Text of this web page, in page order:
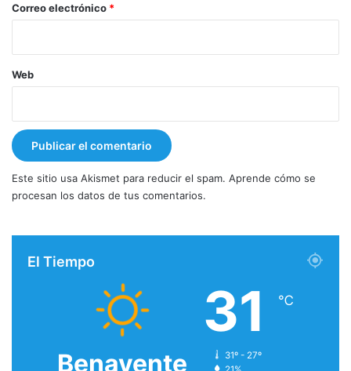
*
Correo electrónico *
Web
Este sitio usa Akismet para reducir el spam. Aprende cómo se
procesan los datos de tus comentarios.
El Tiempo
Benavente
31 ℃
31º - 27º